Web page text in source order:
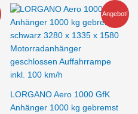
Angebot!
LORGANO Aero 1000 GfK
Anhänger 1000 kg gebremst
Ursprünglicher
war:
11.650,00 €
Aktueller
Preis
ist:
9.090,00 €.